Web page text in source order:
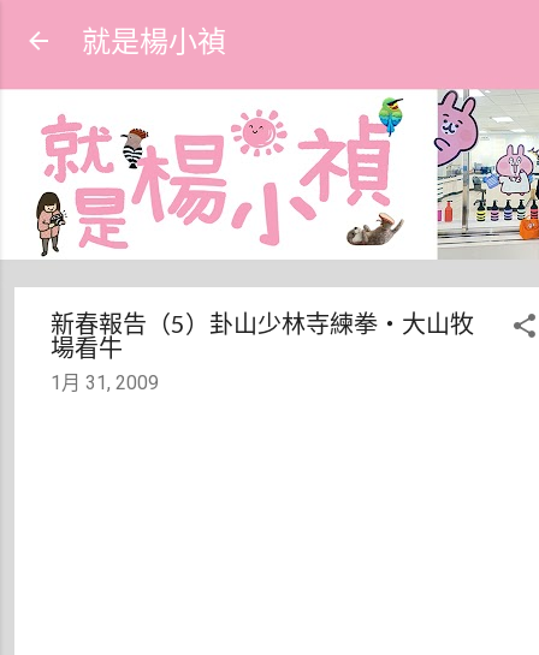
就是楊小禎
新春報告（5）卦山少林寺練拳‧大山牧
場看牛
1月 31, 2009